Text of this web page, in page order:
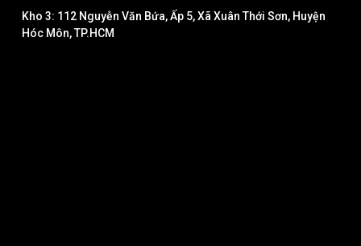
Kho 3: 112 Nguyễn Văn Bứa, Ấp 5, Xã Xuân Thới Sơn, Huyện
Hóc Môn, TP.HCM